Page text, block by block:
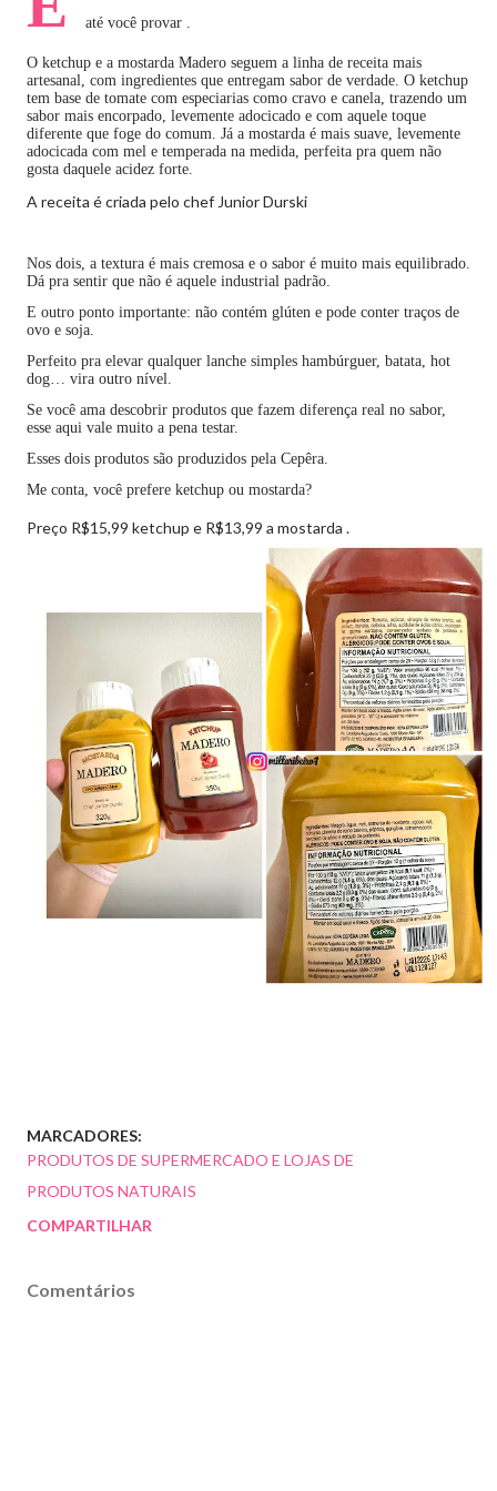
até você provar .
O ketchup e a mostarda Madero seguem a linha de receita mais
artesanal, com ingredientes que entregam sabor de verdade. O ketchup
tem base de tomate com especiarias como cravo e canela, trazendo um
sabor mais encorpado, levemente adocicado e com aquele toque
diferente que foge do comum. Já a mostarda é mais suave, levemente
adocicada com mel e temperada na medida, perfeita pra quem não
gosta daquele acidez forte.
A receita é criada pelo chef Junior Durski
Nos dois, a textura é mais cremosa e o sabor é muito mais equilibrado.
Dá pra sentir que não é aquele industrial padrão.
E outro ponto importante: não contém glúten e pode conter traços de
ovo e soja.
Perfeito pra elevar qualquer lanche simples hambúrguer, batata, hot
dog… vira outro nível.
Se você ama descobrir produtos que fazem diferença real no sabor,
esse aqui vale muito a pena testar.
Esses dois produtos são produzidos pela Cepêra.
Me conta, você prefere ketchup ou mostarda?
Preço R$15,99 ketchup e R$13,99 a mostarda .
MARCADORES:
PRODUTOS DE SUPERMERCADO E LOJAS DE
PRODUTOS NATURAIS
COMPARTILHAR
Comentários